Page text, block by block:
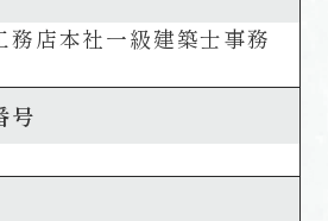
務店本社一級建築士事務
号